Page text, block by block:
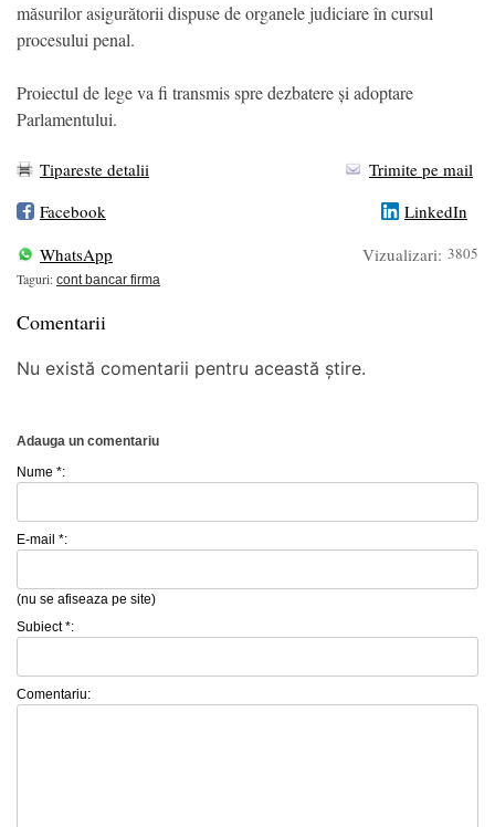
măsurilor asigurătorii dispuse de organele judiciare în cursul
procesului penal.
Proiectul de lege va fi transmis spre dezbatere și adoptare
Parlamentului.
Tipareste detalii
Trimite pe mail
Facebook
LinkedIn
WhatsApp
Vizualizari: 3805
Taguri: cont bancar firma
Comentarii
Nu există comentarii pentru această știre.
Adauga un comentariu
Nume *:
E-mail *:
(nu se afiseaza pe site)
Subiect *:
Comentariu: